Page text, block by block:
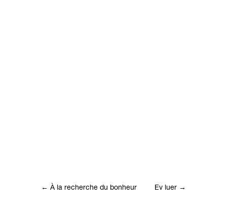
← À la recherche du bonheur Ev luer →